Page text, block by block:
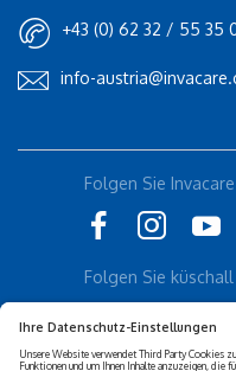
+43 (0) 62 32 / 55 35
info-
Folgen Sie Invacare
Folgen Sie küschall
Rolli-Community
Instagram
Küschall